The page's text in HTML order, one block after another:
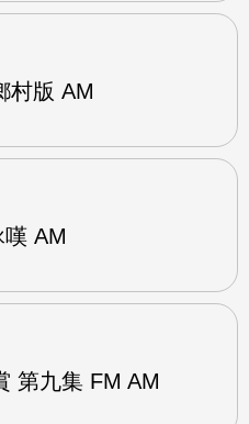
村版 AM
AM
第九集 FM AM